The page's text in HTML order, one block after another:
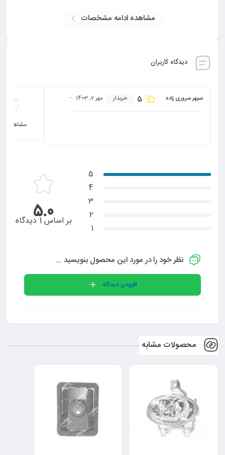
مشاهده ادامه مشخصات
دیدگاه کاربران
سپهر سروری زاده 5 خریدار مهر 2, 1403
مشاهده
5
4
3
2
1
5.0
بر اساس 1 دیدگاه
نظر خود را در مورد این محصول بنویسید ...
افزودن دیدگاه
محصولات مشابه